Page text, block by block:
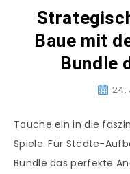
Baue mit
Bundle
24.
Tauche ein in die
Spiele. Für Städte-
Bundle das perfekte